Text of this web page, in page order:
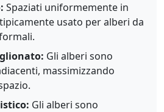
Spaziati uniformemente in
usato per alberi da
Gli alberi sono
massimizzando
Gli alberi sono